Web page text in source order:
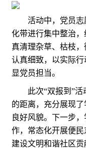
活动中，党员志
化带进行集中整治
真清理杂草、枯枝，
认真细致，以实际
显党员担当。
此次“双报到”活
的距离，充分展现
良好风貌。下一步
作，常态化开展便
建设文明和谐社区贡